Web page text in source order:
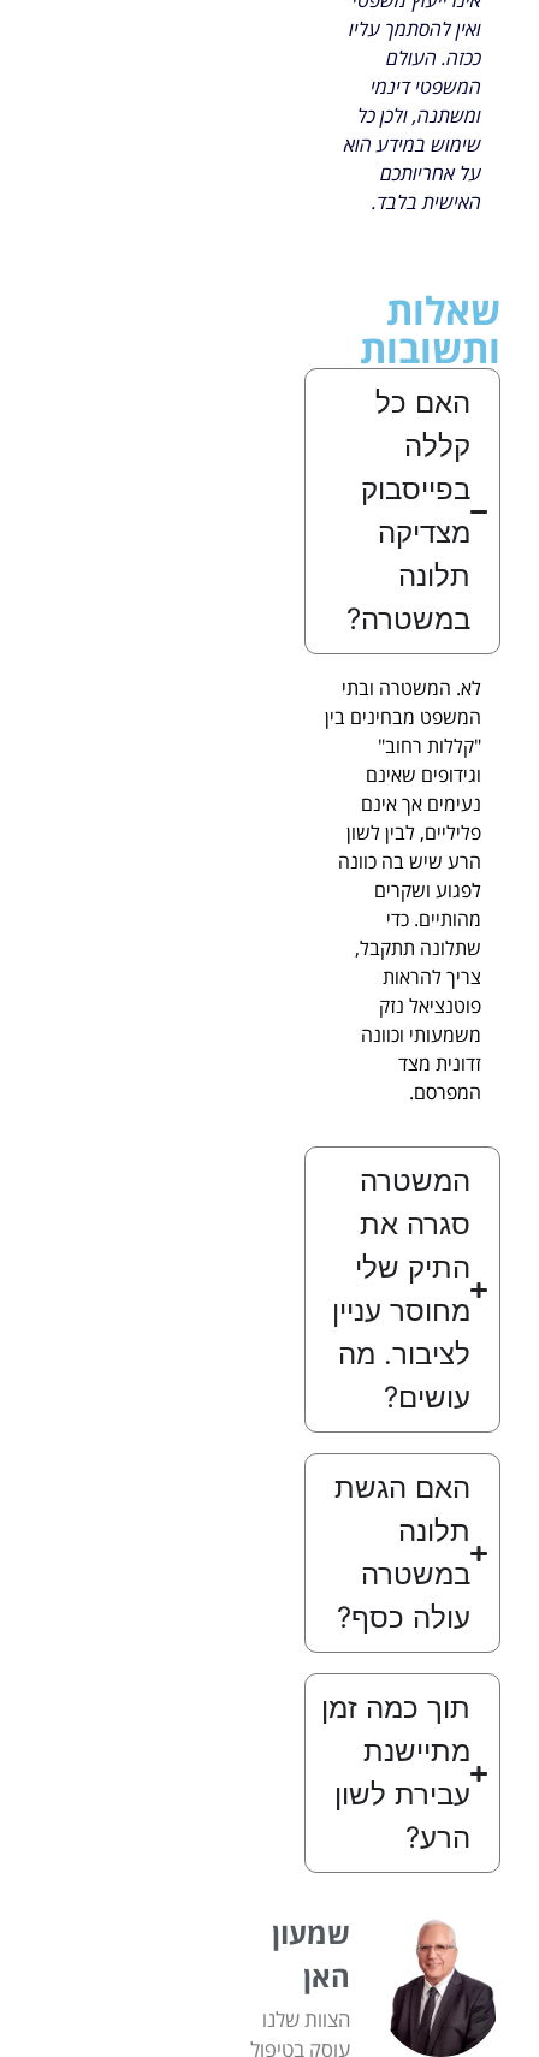
ואין להסתמך עליו
ככזה. העולם
המשפטי דינמי
ומשתנה, ולכן כל
שימוש במידע הוא
על אחריותכם
האישית בלבד.
שאלות
ותשובות
האם כל
קללה
בפייסבוק
מצדיקה
תלונה
במשטרה?
לא. המשטרה ובתי
המשפט מבחינים בין
"קללות רחוב"
וגידופים שאינם
נעימים אך אינם
פליליים, לבין לשון
הרע שיש בה כוונה
לפגוע ושקרים
מהותיים. כדי
שתלונה תתקבל,
צריך להראות
פוטנציאל נזק
משמעותי וכוונה
זדונית מצד
המפרסם.
המשטרה
סגרה את
התיק שלי
מחוסר עניין
לציבור. מה
עושים?
האם הגשת
תלונה
במשטרה
עולה כסף?
תוך כמה זמן
מתיישנת
עבירת לשון
הרע?
שמעון
האן
הצוות שלנו
עוסק בטיפול